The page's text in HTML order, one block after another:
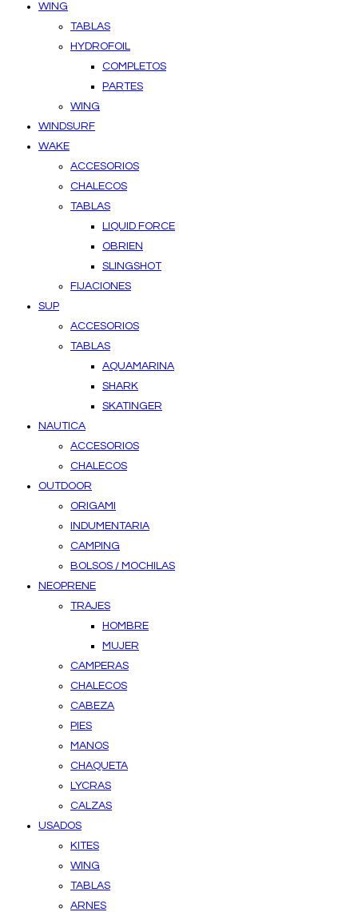
WING
TABLAS
HYDROFOIL
COMPLETOS
PARTES
WING
WINDSURF
WAKE
ACCESORIOS
CHALECOS
TABLAS
LIQUID FORCE
OBRIEN
SLINGSHOT
FIJACIONES
SUP
ACCESORIOS
TABLAS
AQUAMARINA
SHARK
SKATINGER
NAUTICA
ACCESORIOS
CHALECOS
OUTDOOR
ORIGAMI
INDUMENTARIA
CAMPING
BOLSOS / MOCHILAS
NEOPRENE
TRAJES
HOMBRE
MUJER
CAMPERAS
CHALECOS
CABEZA
PIES
MANOS
CHAQUETA
LYCRAS
CALZAS
USADOS
KITES
WING
TABLAS
ARNES